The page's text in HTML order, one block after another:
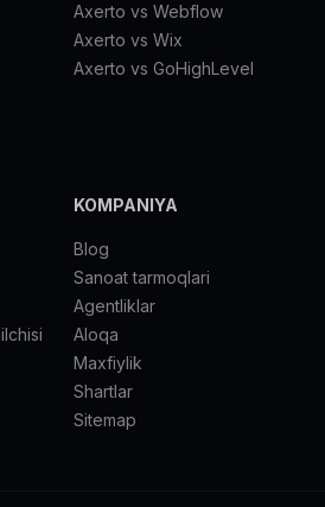
Axerto vs Webflow
Axerto vs Wix
Axerto vs GoHighLevel
KOMPANIYA
Blog
Sanoat tarmoqlari
Agentliklar
Aloqa
Maxfiylik
Shartlar
Sitemap